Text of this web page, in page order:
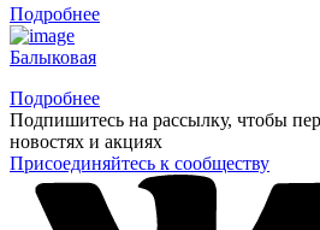
Подробнее
Балыковая
Подробнее
Подпишитесь на рассылку, чтобы
новостях и акциях
Присоединяйтесь к сообществу